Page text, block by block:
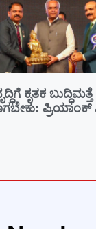
ಕೃತಕ ಬುದ್ಧಿಮತ್ತೆ